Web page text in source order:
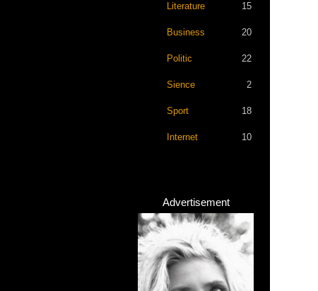
Literature 15
Business 20
Politic 22
Sience 2
Sport 18
Internet 10
Advertisement